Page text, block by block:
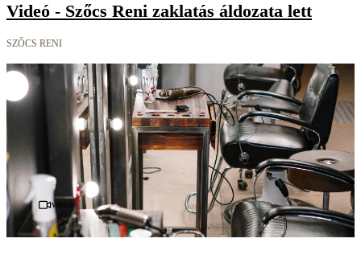
Videó - Szőcs Reni zaklatás áldozata lett
SZŐCS RENI
Videó